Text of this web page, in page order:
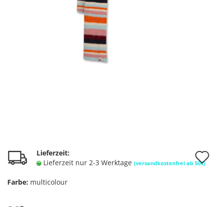
Lieferzeit:
Lieferzeit nur 2-3 Werktage (versandkostenfrei ab 50€)
Farbe: multicolour